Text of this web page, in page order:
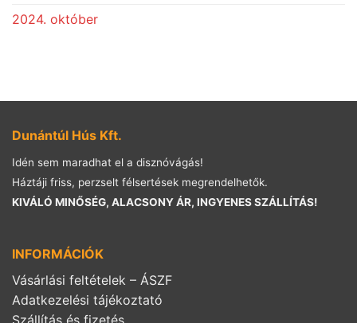
2024. október
Dunántúl Hús Kft.
Idén sem maradhat el a disznóvágás!
Háztáji friss, perzselt félsertések megrendelhetők.
KIVÁLÓ MINŐSÉG, ALACSONY ÁR, INGYENES SZÁLLÍTÁS!
INFORMÁCIÓK
Vásárlási feltételek – ÁSZF
Adatkezelési tájékoztató
Szállítás és fizetés